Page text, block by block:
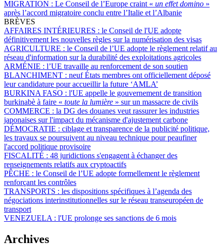
MIGRATION : Le Conseil de l’Europe craint « un effet domino »
après l’accord migratoire conclu entre l’Italie et l’Albanie
BRÈVES
AFFAIRES INTÉRIEURES : le Conseil de l'UE adopte
définitivement les nouvelles règles sur la numérisation des visas
AGRICULTURE : le Conseil de l’UE adopte le règlement relatif au
réseau d'information sur la durabilité des exploitations agricoles
ARMÉNIE : l’UE travaille au renforcement de son soutien
BLANCHIMENT : neuf États membres ont officiellement déposé
leur candidature pour accueillir la future ‘AMLA’
BURKINA FASO : l'UE appelle le gouvernement de transition
burkinabè à faire « toute la lumière » sur un massacre de civils
COMMERCE : la DG des douanes veut rassurer les industries
japonaises sur l'impact du mécanisme d'ajustement carbone
DÉMOCRATIE : ciblage et transparence de la publicité politique,
les travaux se poursuivent au niveau technique pour peaufiner
l'accord politique provisoire
FISCALITÉ : 48 juridictions s'engagent à échanger des
renseignements relatifs aux cryptoactifs
PÊCHE : le Conseil de l’UE adopte formellement le règlement
renforçant les contrôles
TRANSPORTS : les dispositions spécifiques à l’agenda des
négociations interinstitutionnelles sur le réseau transeuropéen de
transport
VENEZUELA : l'UE prolonge ses sanctions de 6 mois
Archives